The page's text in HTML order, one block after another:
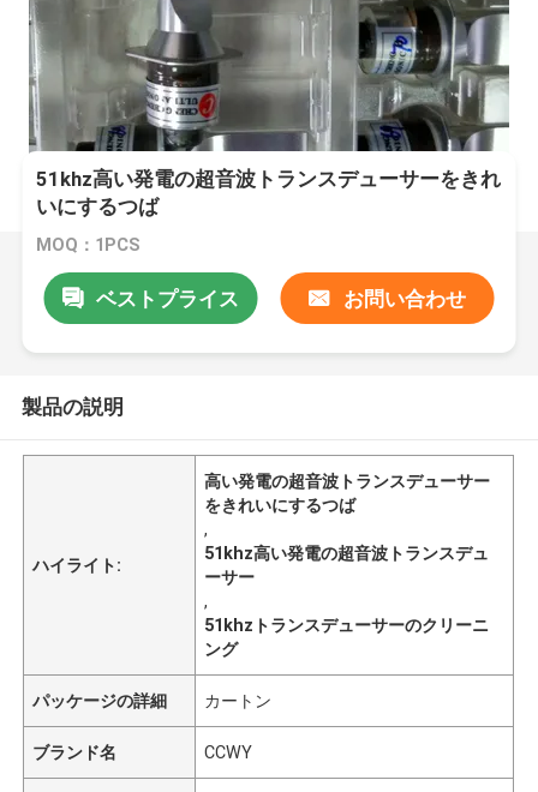
51khz高い発電の超音波トランスデューサーをきれ
いにするつば
MOQ：1PCS
ベストプライス お問い合わせ
製品の説明
ハイライト:
高い発電の超音波トランスデューサー
をきれいにするつば
,
51khz高い発電の超音波トランスデュ
ーサー
,
51khzトランスデューサーのクリーニ
ング
パッケージの詳細 カートン
ブランド名 CCWY